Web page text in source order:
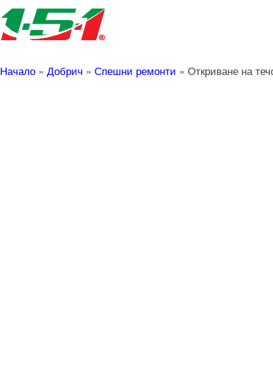
Начало » Добрич » Спешни ремонти » Откриване на